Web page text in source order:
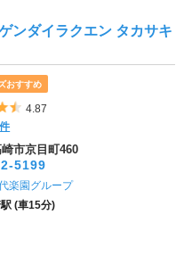
ンダイラクエン タカサキ
おすすめ
5つ星のうち4.5
4.87
市京目町460
5199
楽園グループ
(車15分)